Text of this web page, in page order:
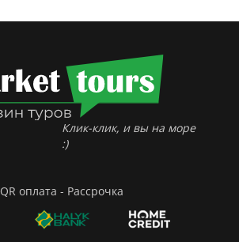
Клик-клик, и вы на море
:)
QR оплата - Рассрочка